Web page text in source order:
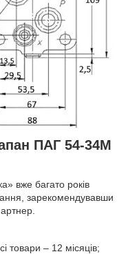
ПАГ 54-34М
вже багато років
зарекомендувавши
товари – 12 місяців;